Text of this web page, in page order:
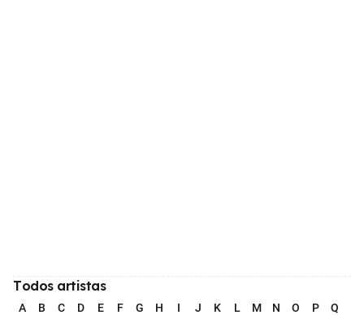
Todos artistas
A B C D E F G H I J K L M N O P Q